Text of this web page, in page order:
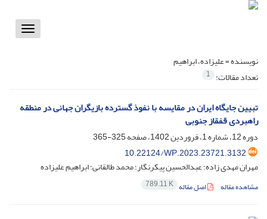
Toggle
نویسنده =علیزاده، ابراهیم
تعداد مقالات: 1
تبیین جایگاه ایران در مقایسه با نفوذ گسترده بازیگران جهانی در منطقه
راهبردی قفقاز جنوبی
دوره 12، شماره 1، فروردین 1402، صفحه
325-365
10.22124/WP.2023.23721.3132
مهران مهدی زاده؛ عبدالحسین پیکرنگار؛ محمد طالقانی؛ ابراهیم علیزاده
مشاهده مقاله اصل مقاله 789.11 K